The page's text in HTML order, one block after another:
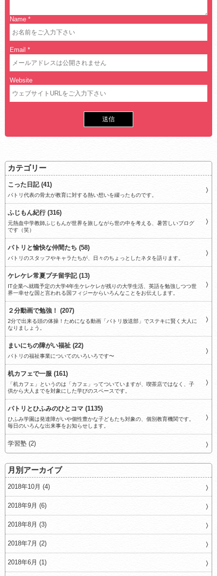
Name *
Email *
Website
カテゴリー
こった日記 (41)
パトリ代表の骨太が教育に対する熱い想いを綴ったものです。
ふじもん紀行 (316)
元熱血中学教師ふじもんが世界を旅しながら世の中を考える、暑苦しいブログ
です（笑）
パトリと愉快な仲間たち (58)
パトリのスタッフやキャラたちが、日々のちょっとしたネタを語ります。
ケレケレ常夏プチ留学記 (13)
IT企業へ就職予定の大学4年生ケレケレが残りの大学生活、英語を勉強しつつ世
界一幸せな国と言われる国フィジーからいろんなことをお伝えします。
２分動画で勉強！ (207)
2分で出来る頭の体操！ためになる動画「パトリ放送部」でステキに賢く大人に
なりましょう。
まいにちの障がい福祉 (22)
パトリの福祉事業についてのいろいろです〜
机カフェで一服 (161)
「机カフェ」というのは「カフェ」ってついていますが、喫茶店ではなく、子
供から大人までを対象にした学びのスペースです。
パトリとひふみのひとコマ (1135)
ひふみ学園は発達障がいや個性豊かな子どもたち対象の、個別教育機関です。
毎日のいろんな出来事をお知らせします。
学習塾 (2)
月別アーカイブ
2018年10月 (4)
2018年9月 (6)
2018年8月 (3)
2018年7月 (2)
2018年6月 (1)